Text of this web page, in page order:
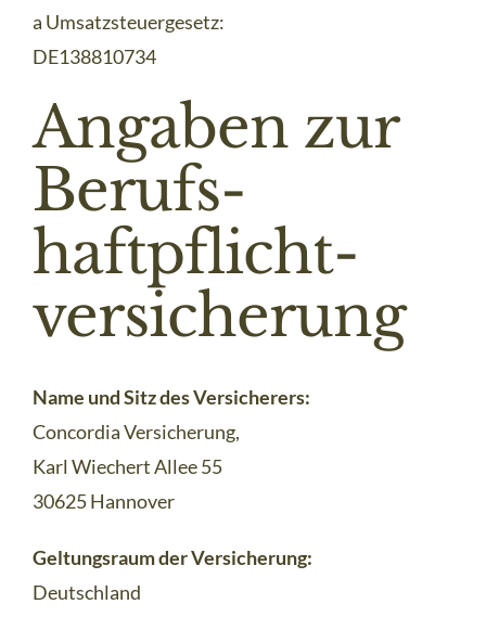
a Umsatzsteuergesetz:
DE138810734
Angaben zur
Berufs­
haftpflicht­
versicherung
Name und Sitz des Versicherers:
Concordia Versicherung,
Karl Wiechert Allee 55
30625 Hannover
Geltungsraum der Versicherung:
Deutschland